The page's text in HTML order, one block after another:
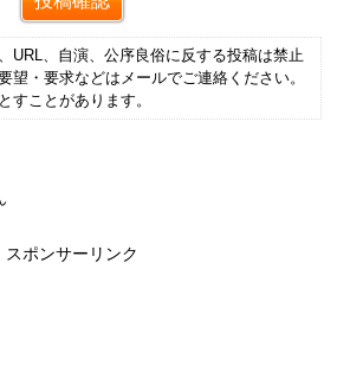
URL、自演、公序良俗に反する投稿は禁止
望・要求などはメールでご連絡ください。
すことがあります。
スポンサーリンク